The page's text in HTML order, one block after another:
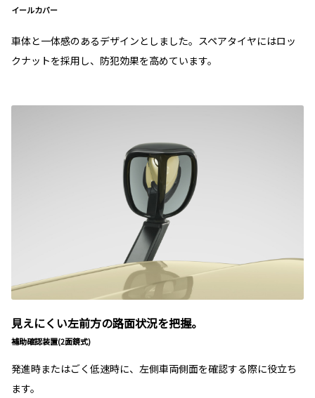
イールカバー
車体と一体感のあるデザインとしました。スペアタイヤにはロッ
クナットを採用し、防犯効果を高めています。
見えにくい左前方の路面状況を把握。
補助確認装置(2面鏡式)
発進時またはごく低速時に、左側車両側面を確認する際に役立ち
ます。